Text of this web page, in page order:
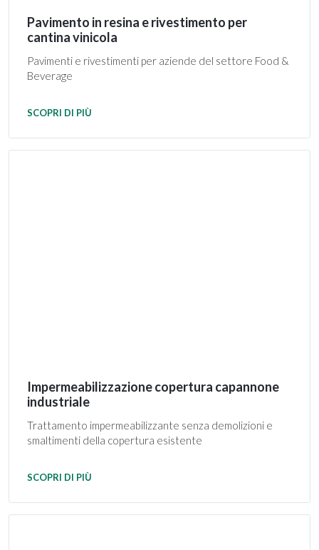
Pavimento in resina e rivestimento per
cantina vinicola
Pavimenti e rivestimenti per aziende del settore Food &
Beverage
SCOPRI DI PIÙ
Impermeabilizzazione copertura capannone
industriale
Trattamento impermeabilizzante senza demolizioni e
smaltimenti della copertura esistente
SCOPRI DI PIÙ